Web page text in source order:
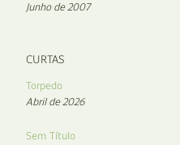
Junho de 2007
CURTAS
Torpedo
Abril de 2026
Sem Título